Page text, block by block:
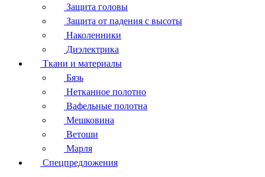
Защита головы
Защита от падения с высоты
Наколенники
Диэлектрика
Ткани и материалы
Бязь
Нетканное полотно
Вафельные полотна
Мешковина
Ветоши
Марля
Спецпредложения